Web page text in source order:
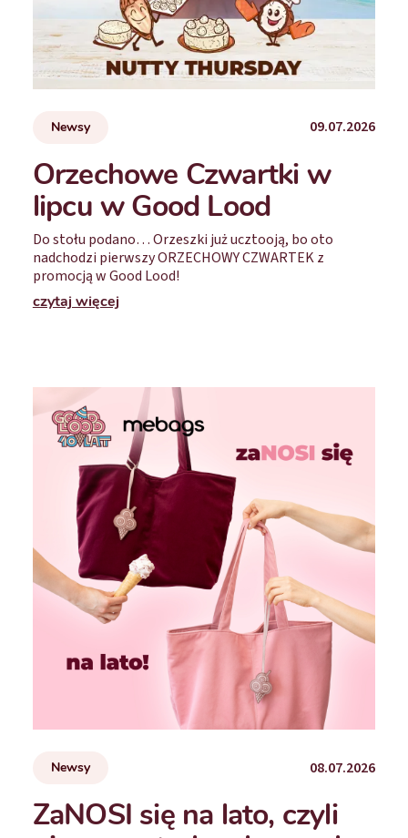
Newsy 09.07.2026
Orzechowe Czwartki w
lipcu w Good Lood
Do stołu podano… Orzeszki już ucztooją, bo oto
nadchodzi pierwszy ORZECHOWY CZWARTEK z
promocją w Good Lood!
czytaj więcej
Newsy 08.07.2026
ZaNOSI się na lato, czyli